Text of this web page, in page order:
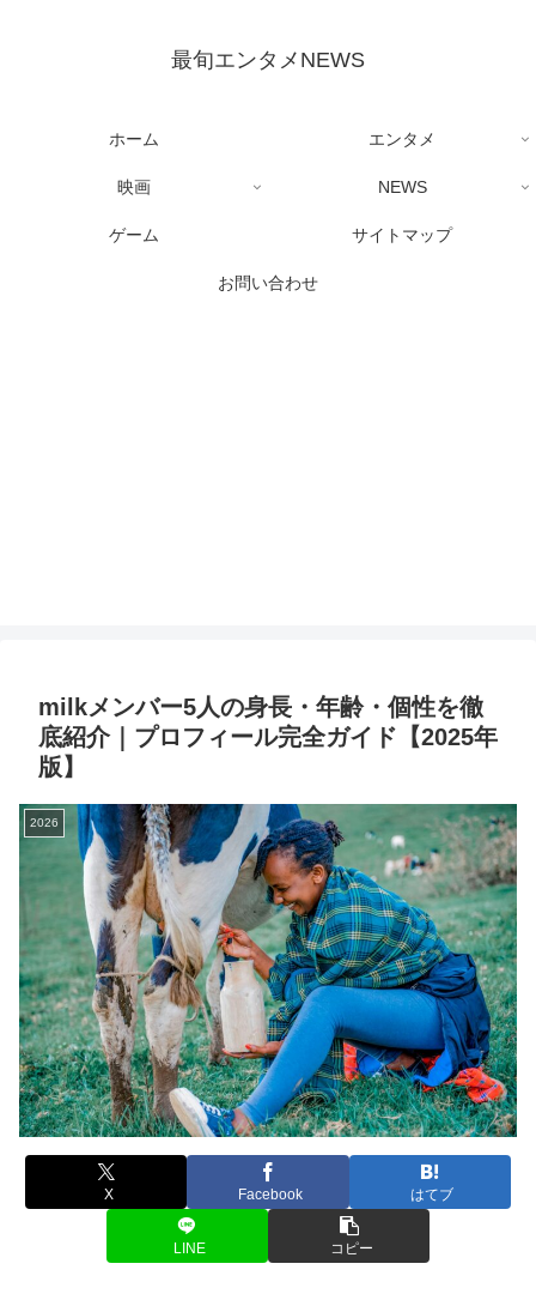
最旬エンタメNEWS
ホーム エンタメ
映画 NEWS
ゲーム サイトマップ
お問い合わせ
milkメンバー5人の身長・年齢・個性を徹
底紹介｜プロフィール完全ガイド【2025年
版】
2026
X Facebook はてブ
LINE コピー